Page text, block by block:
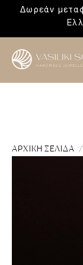
Δωρεάν
ΑΡΧΙΚΉ ΣΕΛΊΔΑ